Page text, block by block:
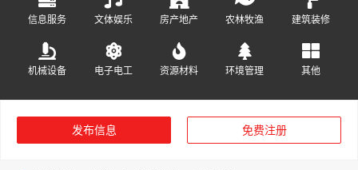
信息服务 文体娱乐 房产地产 农林牧渔 建筑装修
机械设备 电子电工 资源材料 环境管理 其他
发布信息 免费注册